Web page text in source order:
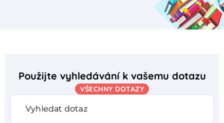
Použijte vyhledávání k vašemu dotazu
VŠECHNY DOTAZY